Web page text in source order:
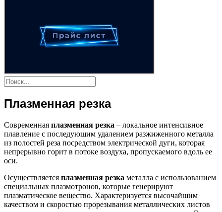
Плазменная резка
Современная плазменная резка – локальное интенсивное
плавление с последующим удалением разжиженного металла
из полостей реза посредством электрической дуги, которая
непрерывно горит в потоке воздуха, пропускаемого вдоль ее
оси.
Осуществляется плазменная резка металла с использованием
специальных плазмотронов, которые генерируют
плазматическое вещество. Характеризуется высочайшим
качеством и скоростью прорезывания металлических листов